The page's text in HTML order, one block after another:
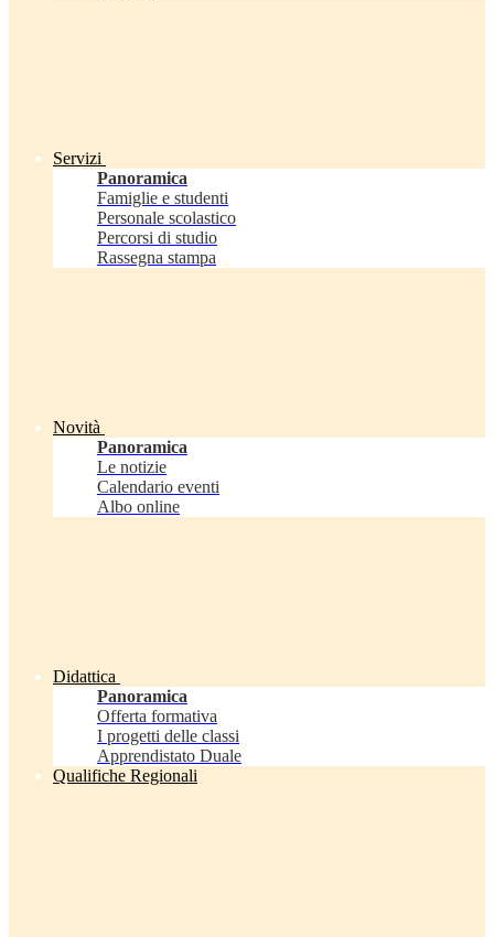
Servizi
Panoramica
Famiglie e studenti
Personale scolastico
Percorsi di studio
Rassegna stampa
Novità
Panoramica
Le notizie
Calendario eventi
Albo online
Didattica
Panoramica
Offerta formativa
I progetti delle classi
Apprendistato Duale
Qualifiche Regionali